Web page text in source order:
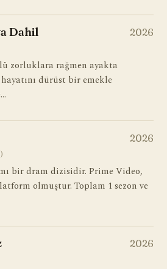
Dahil 2026
zorluklara rağmen ayakta
dürüst bir emekle
2026
bir dram dizisidir. Prime Video,
olmuştur. Toplam 1 sezon ve
2026